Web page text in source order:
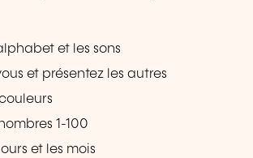
et les sons
et présentez les autres
1-100
et les mois